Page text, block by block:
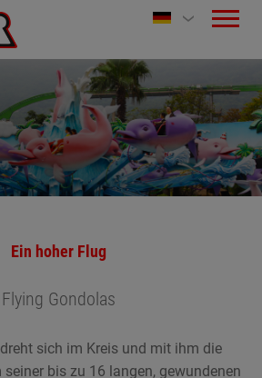
Ein hoher Flug
Flying Gondolas
sich im Kreis und mit ihm die
seiner bis zu 16 langen, gewundenen